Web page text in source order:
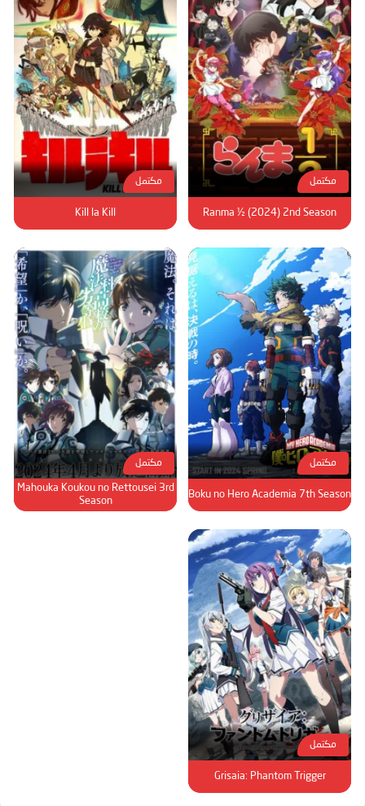
مكتمل
Ranma ½ (2024) 2nd Season
مكتمل
Kill la Kill
مكتمل
Boku no Hero Academia 7th Season
مكتمل
Mahouka Koukou no Rettousei 3rd
Season
مكتمل
Grisaia: Phantom Trigger